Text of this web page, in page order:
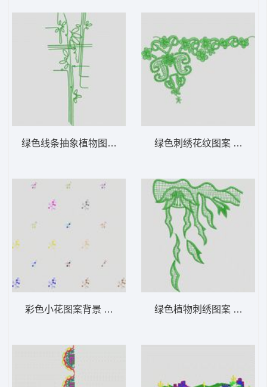
绿色线条抽象植物图案 大花样
彩色小花图案背景 大花样
绿色刺绣花纹图案 大花样
绿色植物刺绣图案 大花样